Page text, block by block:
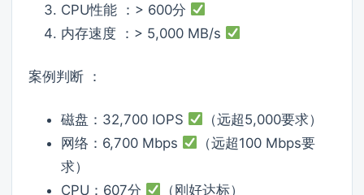
CPU性能 ：> 600分
内存速度 ：> 5,000 MB/s
案例判断 ：
磁盘：32,700 IOPS
（远超5,000要求）
网络：6,700 Mbps
（远超100 Mbps要
求）
CPU：607分
（刚好达标）